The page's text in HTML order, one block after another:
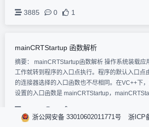
3885 0 1
mainCRTStartup 函数解析
摘要： mainCRTStartup函数解析 操作系统装载应
工作就转到程序的入口点执行。程序的默认入口点
的连接器选择的入口函数也不尽相同。在VC++下
设置的入口函数是 mainCRTStartup，
浙公网安备 33010602011771号
浙ICP